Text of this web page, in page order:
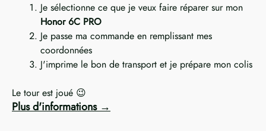
Je sélectionne ce que je veux faire réparer sur mon
Honor 6C PRO
Je passe ma commande en remplissant mes
coordonnées
J'imprime le bon de transport et je prépare mon colis
Le tour est joué 😉
Plus d'informations